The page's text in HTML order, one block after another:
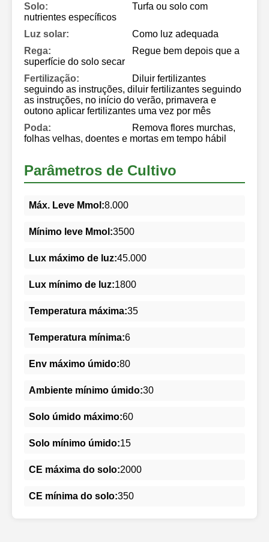
Solo:
Turfa ou solo com
nutrientes específicos
Luz solar:
Como luz adequada
Rega:
Regue bem depois que a
superfície do solo secar
Fertilização:
Diluir fertilizantes
seguindo as instruções, diluir fertilizantes seguindo
as instruções, no início do verão, primavera e
outono aplicar fertilizantes uma vez por mês
Poda:
Remova flores murchas,
folhas velhas, doentes e mortas em tempo hábil
Parâmetros de Cultivo
Máx. Leve Mmol:8.000
Mínimo leve Mmol:3500
Lux máximo de luz:45.000
Lux mínimo de luz:1800
Temperatura máxima:35
Temperatura mínima:6
Env máximo úmido:80
Ambiente mínimo úmido:30
Solo úmido máximo:60
Solo mínimo úmido:15
CE máxima do solo:2000
CE mínima do solo:350